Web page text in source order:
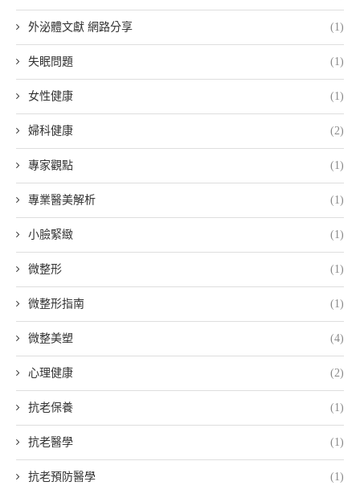
外泌體文獻 網路分享 (1)
失眠問題 (1)
女性健康 (1)
婦科健康 (2)
專家觀點 (1)
專業醫美解析 (1)
小臉緊緻 (1)
微整形 (1)
微整形指南 (1)
微整美塑 (4)
心理健康 (2)
抗老保養 (1)
抗老醫學 (1)
抗老預防醫學 (1)